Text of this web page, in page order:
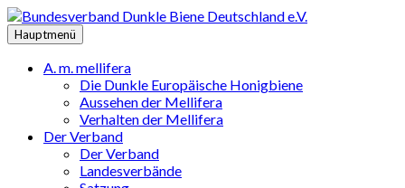
Zum
Inhalt
springen
Hauptmenü
A. m. mellifera
Die Dunkle Europäische Honigbiene
Aussehen der Mellifera
Verhalten der Mellifera
Der Verband
Der Verband
Landesverbände